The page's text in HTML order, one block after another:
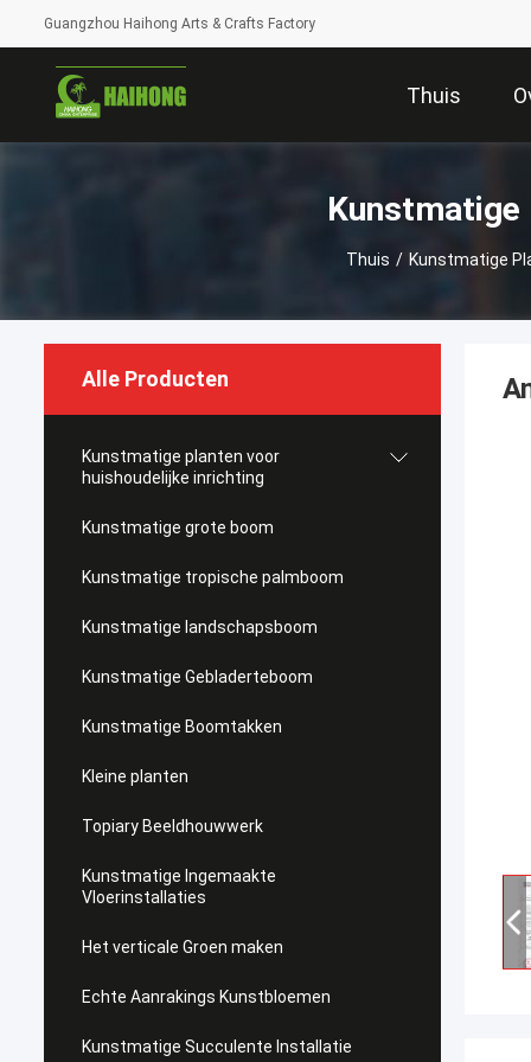
Guangzhou Haihong Arts & Crafts Factory
Thuis
Kunstmatige
Thuis / Kunstmatige
Alle Producten
Kunstmatige planten voor
huishoudelijke inrichting
Kunstmatige grote boom
Kunstmatige tropische palmboom
Kunstmatige landschapsboom
Kunstmatige Gebladerteboom
Kunstmatige Boomtakken
Kleine planten
Topiary Beeldhouwwerk
Kunstmatige Ingemaakte
Vloerinstallaties
Het verticale Groen maken
Echte Aanrakings Kunstbloemen
Kunstmatige Succulente Installatie